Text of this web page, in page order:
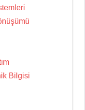
Bilgisi